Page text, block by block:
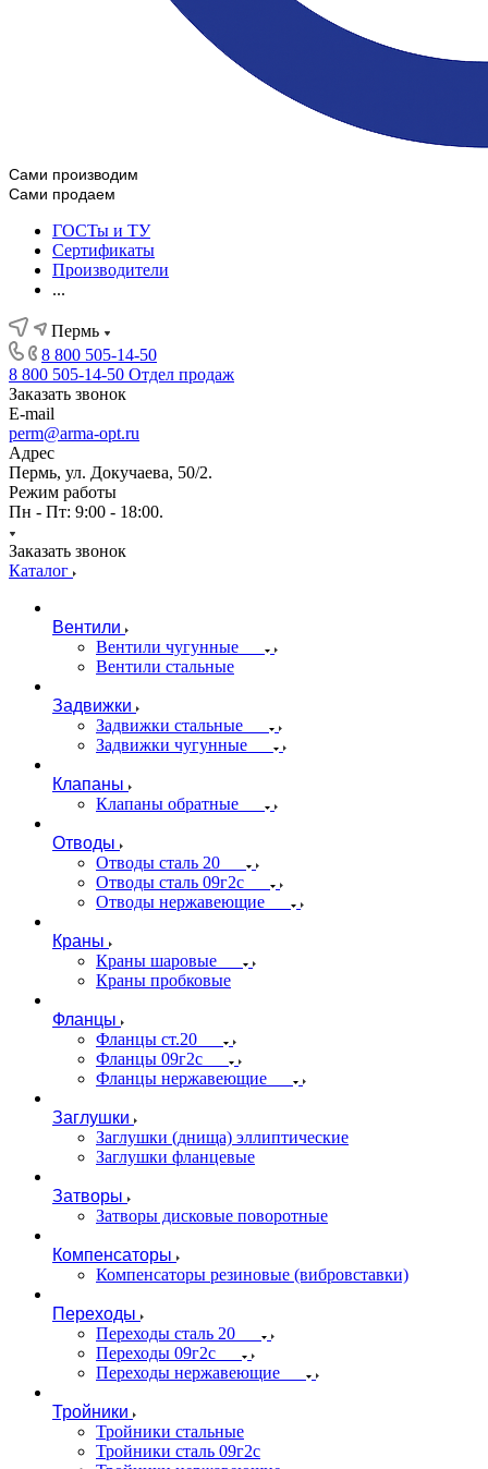
Сами производим
Сами продаем
ГОСТы и ТУ
Сертификаты
Производители
...
Пермь
8 800 505-14-50
8 800 505-14-50 Отдел продаж
Заказать звонок
E-mail
perm@arma-opt.ru
Адрес
Пермь, ул. Докучаева, 50/2.
Режим работы
Пн - Пт: 9:00 - 18:00.
Заказать звонок
Каталог
Вентили
Вентили чугунные
Вентили стальные
Задвижки
Задвижки стальные
Задвижки чугунные
Клапаны
Клапаны обратные
Отводы
Отводы сталь 20
Отводы сталь 09г2с
Отводы нержавеющие
Краны
Краны шаровые
Краны пробковые
Фланцы
Фланцы ст.20
Фланцы 09г2с
Фланцы нержавеющие
Заглушки
Заглушки (днища) эллиптические
Заглушки фланцевые
Затворы
Затворы дисковые поворотные
Компенсаторы
Компенсаторы резиновые (вибровставки)
Переходы
Переходы сталь 20
Переходы 09г2с
Переходы нержавеющие
Тройники
Тройники стальные
Тройники сталь 09г2с